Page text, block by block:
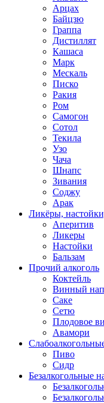
Арцах
Байцзю
Граппа
Дистиллят
Кашаса
Марк
Мескаль
Писко
Ракия
Ром
Самогон
Сотол
Текила
Узо
Чача
Шнапс
Зивания
Соджу
Арак
Ликёры,
Аперитив
Ликеры
Настойки
Бальзам
Прочий алкоголь
Коктейль
Винный
Саке
Сетю
Плодовое
Авамори
Пиво
Сидр
Безалкогольные